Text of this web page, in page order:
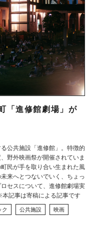
「進修館劇場」が
公共施設「進修館」。特徴的
野外映画祭が開催されていま
民が手を取り合い生まれた風
来へとつないでいく、ちょっ
セスについて、進修館劇場実
記事は寄稿による記事です
ク 公共施設 映画